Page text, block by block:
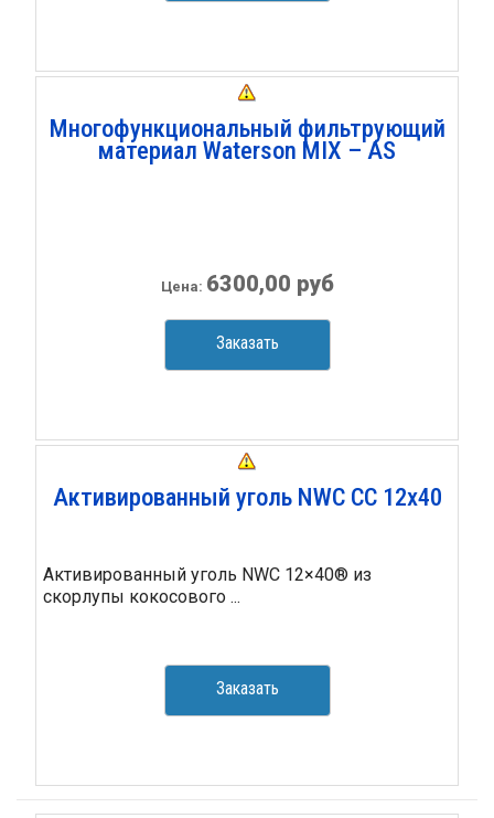
Многофункциональный фильтрующий
материал Waterson MIX – AS
Цена: 6300,00 руб
Заказать
Активированный уголь NWC CC 12х40
Активированный уголь NWC 12×40® из
скорлупы кокосового ...
Заказать